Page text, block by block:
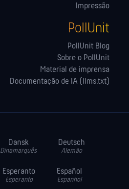
Impressão
PollUnit
PollUnit Blog
Sobre o PollUnit
Material de imprensa
Documentação de IA (llms.txt)
Dansk
Dinamarquês
Deutsch
Alemão
Esperanto
Esperanto
Español
Espanhol